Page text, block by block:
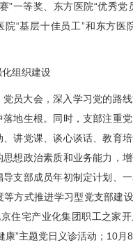
”一等奖、东方医院“优秀党
院“基层十佳员工”和东方医
组织建设
员大会，深入学习党的路线
地生根。同时，支部注重
讲党课、谈心谈话、教育
想政治素质和业务能力，
支部成员年初制定计划、
等方式推进学习型党支部建
住宅产业化集团职工之家
康”主题党日义诊活动；10月